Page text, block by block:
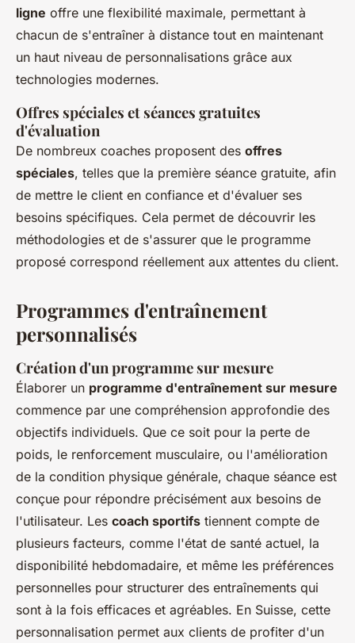
ligne offre une flexibilité maximale, permettant à
chacun de s'entraîner à distance tout en maintenant
un haut niveau de personnalisations grâce aux
technologies modernes.
Offres spéciales et séances gratuites
d'évaluation
De nombreux coaches proposent des offres
spéciales, telles que la première séance gratuite, afin
de mettre le client en confiance et d'évaluer ses
besoins spécifiques. Cela permet de découvrir les
méthodologies et de s'assurer que le programme
proposé correspond réellement aux attentes du client.
Programmes d'entraînement
personnalisés
Création d'un programme sur mesure
Élaborer un programme d'entraînement sur mesure
commence par une compréhension approfondie des
objectifs individuels. Que ce soit pour la perte de
poids, le renforcement musculaire, ou l'amélioration
de la condition physique générale, chaque séance est
conçue pour répondre précisément aux besoins de
l'utilisateur. Les coach sportifs tiennent compte de
plusieurs facteurs, comme l'état de santé actuel, la
disponibilité hebdomadaire, et même les préférences
personnelles pour structurer des entraînements qui
sont à la fois efficaces et agréables. En Suisse, cette
personnalisation permet aux clients de profiter d'un